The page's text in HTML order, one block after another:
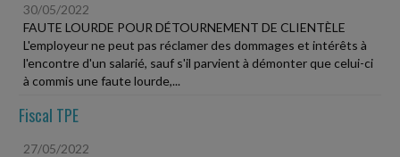
30/05/2022
FAUTE LOURDE POUR DÉTOURNEMENT DE CLIENTÈLE
L'employeur ne peut pas réclamer des dommages et intérêts à
l'encontre d'un salarié, sauf s'il parvient à démonter que celui-ci
à commis une faute lourde,...
Fiscal TPE
27/05/2022